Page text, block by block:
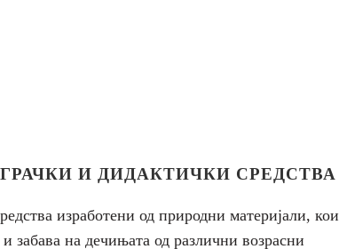
И ДИДАКТИЧКИ СРЕДСТВА
изработени од природни материјали, кои
забава на дечињата од различни возрасни